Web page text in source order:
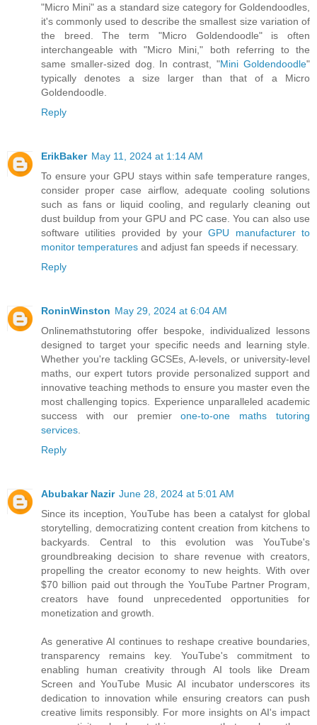
"Micro Mini" as a standard size category for Goldendoodles,
it's commonly used to describe the smallest size variation of
the breed. The term "Micro Goldendoodle" is often
interchangeable with "Micro Mini," both referring to the
same smaller-sized dog. In contrast, "Mini Goldendoodle"
typically denotes a size larger than that of a Micro
Goldendoodle.
Reply
ErikBaker May 11, 2024 at 1:14 AM
To ensure your GPU stays within safe temperature ranges,
consider proper case airflow, adequate cooling solutions
such as fans or liquid cooling, and regularly cleaning out
dust buildup from your GPU and PC case. You can also use
software utilities provided by yourGPU manufacturer to
monitor temperatures and adjust fan speeds if necessary.
Reply
RoninWinston May 29, 2024 at 6:04 AM
Onlinemathstutoring offer bespoke, individualized lessons
designed to target your specific needs and learning style.
Whether you're tackling GCSEs, A-levels, or university-level
maths, our expert tutors provide personalized support and
innovative teaching methods to ensure you master even the
most challenging topics. Experience unparalleled academic
success with our premierone-to-one maths tutoring
services
Reply
Abubakar Nazir June 28, 2024 at 5:01 AM
Since its inception, YouTube has been a catalyst for global
storytelling, democratizing content creation from kitchens to
backyards. Central to this evolution was YouTube's
groundbreaking decision to share revenue with creators,
propelling the creator economy to new heights. With over
$70 billion paid out through the YouTube Partner Program,
creators have found unprecedented opportunities for
monetization and growth.
As generative AI continues to reshape creative boundaries,
transparency remains key. YouTube's commitment to
enabling human creativity through AI tools like Dream
Screen and YouTube Music AI incubator underscores its
dedication to innovation while ensuring creators can push
creative limits responsibly. For more insights on AI's impact